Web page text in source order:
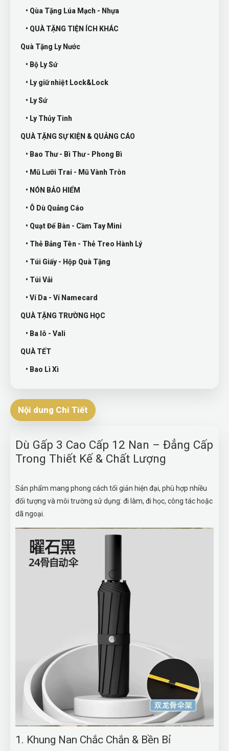
• Qùa Tặng Lúa Mạch - Nhựa
• QUÀ TẶNG TIỆN ÍCH KHÁC
Quà Tặng Ly Nước
• Bộ Ly Sứ
• Ly giữ nhiệt Lock&Lock
• Ly Sứ
• Ly Thủy Tinh
QUÀ TẶNG SỰ KIỆN & QUẢNG CÁO
• Bao Thư - Bì Thư - Phong Bì
• Mũ Lưỡi Trai - Mũ Vành Tròn
• NÓN BẢO HIỂM
• Ô Dù Quảng Cáo
• Quạt Để Bàn - Cầm Tay Mini
• Thẻ Bảng Tên - Thẻ Treo Hành Lý
• Túi Giấy - Hộp Quà Tặng
• Túi Vải
• Ví Da - Ví Namecard
QUÀ TẶNG TRƯỜNG HỌC
• Ba lô - Vali
QUÀ TẾT
• Bao Lì Xì
Nội dung Chi Tiết
Dù Gấp 3 Cao Cấp 12 Nan – Đẳng Cấp
Trong Thiết Kế & Chất Lượng
Sản phẩm mang phong cách tối giản hiện đại, phù hợp nhiều
đối tượng và môi trường sử dụng: đi làm, đi học, công tác hoặc
dã ngoại.
1. Khung Nan Chắc Chắn & Bền Bỉ